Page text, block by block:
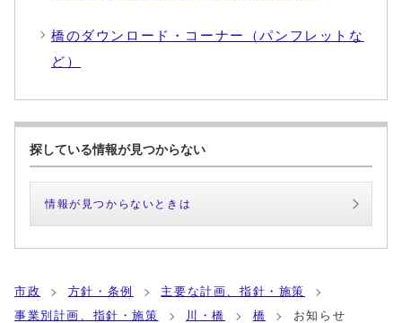
橋のダウンロード・コーナー（パンフレットな
ど）
探している情報が見つからない
情報が見つからないときは
市政 方針・条例
主要な計画、指針・施策
事業別計画、指針・施策
川・橋 橋 お知らせ